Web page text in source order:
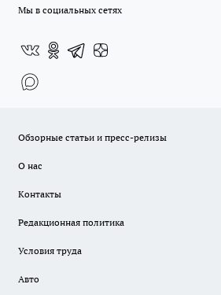
Мы в социальных сетях
Обзорные статьи и пресс-релизы
О нас
Контакты
Редакционная политика
Условия труда
Авто